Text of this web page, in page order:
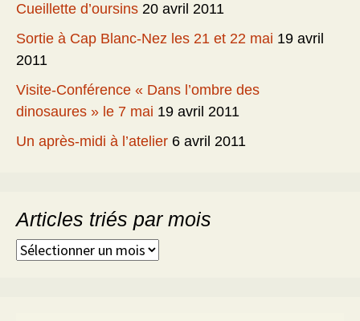
Cueillette d’oursins 20 avril 2011
Sortie à Cap Blanc-Nez les 21 et 22 mai 19 avril
2011
Visite-Conférence « Dans l’ombre des
dinosaures » le 7 mai 19 avril 2011
Un après-midi à l’atelier 6 avril 2011
Articles triés par mois
Articles